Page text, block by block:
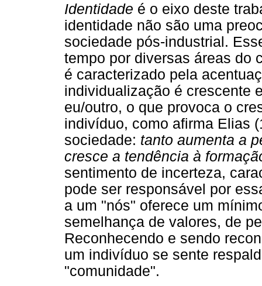
Identidade é o eixo deste
identidade não são uma
sociedade pós-industrial.
tempo por diversas áreas do
é caracterizado pela
individualização é crescente
eu/outro, o que provoca o
indivíduo, como afirma Elias
sociedade: tanto aumenta a
cresce a tendência à
sentimento de incerteza,
pode ser responsável por
a um "nós" oferece um
semelhança de valores, de
Reconhecendo e sendo
um indivíduo se sente
"comunidade".